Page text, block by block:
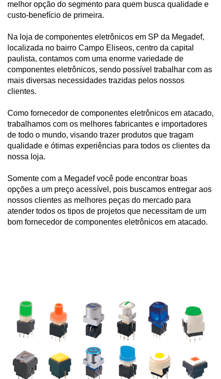
melhor opção do segmento para quem busca qualidade e
custo-benefício de primeira.
Na loja de componentes eletrônicos em SP da Megadef,
localizada no bairro Campo Eliseos, centro da capital
paulista, contamos com uma enorme variedade de
componentes eletrônicos, sendo possível trabalhar com as
mais diversas necessidades trazidas pelos nossos
clientes.
Como fornecedor de componentes eletrônicos em atacado,
trabalhamos com os melhores fabricantes e importadores
de todo o mundo, visando trazer produtos que tragam
qualidade e ótimas experiências para todos os clientes da
nossa loja.
Somente com a Megadef você pode encontrar boas
opções a um preço acessível, pois buscamos entregar aos
nossos clientes as melhores peças do mercado para
atender todos os tipos de projetos que necessitam de um
bom fornecedor de componentes eletrônicos em atacado.